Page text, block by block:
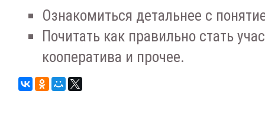
Ознакомиться детальнее с
Почитать как правильно стать
кооператива и прочее.